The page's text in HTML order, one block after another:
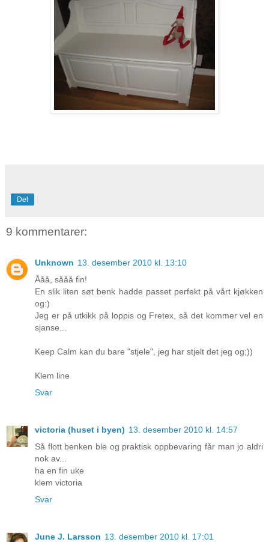
Del
9 kommentarer:
Unknown 13. desember 2010 kl. 13:10
Ååå, sååå fin!
En slik liten søt benk hadde passet perfekt på vårt kjøkken
og:)
Jeg er på utkikk på loppis og Fretex, så det kommer vel en
sjanse...
Keep Calm kan du bare "stjele", jeg har stjelt det jeg og;))
Klem line
Svar
victoria (huset i byen) 13. desember 2010 kl. 14:57
Så flott benken ble og praktisk oppbevaring får man jo aldri
nok av...
ha en fin uke
klem victoria
Svar
June J. Larsson 13. desember 2010 kl. 17:01